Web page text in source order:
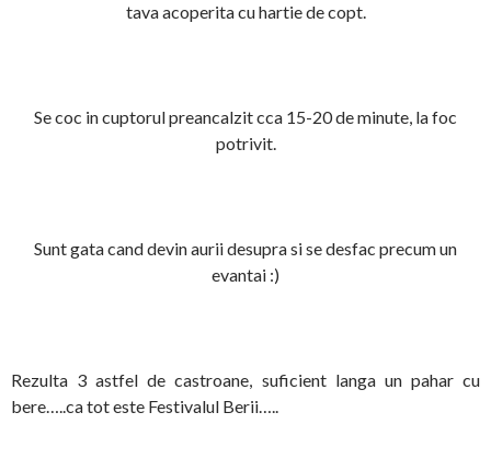
tava acoperita cu hartie de copt.
Se coc in cuptorul preancalzit cca 15-20 de minute, la foc
potrivit.
Sunt gata cand devin aurii desupra si se desfac precum un
evantai :)
Rezulta 3 astfel de castroane, suficient langa un pahar cu
bere…..ca tot este Festivalul Berii…..